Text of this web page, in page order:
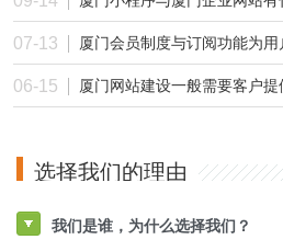
07-13 厦门会员制度与订阅功能为
06-15 厦门网站建设一般需要客户
选择我们的理由
我们是谁，为什么选择我们？